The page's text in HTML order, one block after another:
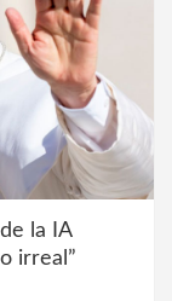
la IA
irreal”